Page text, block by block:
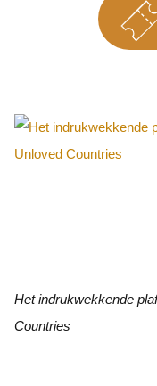
Het indrukwekkende
Countries